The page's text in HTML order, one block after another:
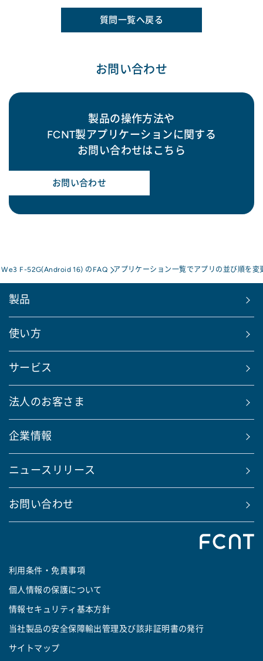
質問一覧へ戻る
お問い合わせ
製品の操作方法や
FCNT製アプリケーションに関する
お問い合わせはこちら
お問い合わせ
F-52G(Android 16) のFAQ アプリケーション一覧でアプリの並び順を
製品
使い方
サービス
法人のお客さま
企業情報
ニュースリリース
お問い合わせ
利用条件・免責事項
個人情報の保護について
情報セキュリティ基本方針
当社製品の安全保障輸出管理及び該非証明書の発行
サイトマップ